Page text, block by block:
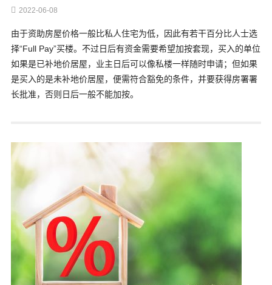
2022-06-08
由于资助房屋价格一般比私人住宅为低，因此有若干百分比人士选
择“Full Pay”买楼。不过日后有资金需要希望加按套现，买入的单位
如果是已补地价居屋，业主日后可以像私楼一样随时申请；但如果
是买入的是未补地价居屋，便需符合豁免的条件，并要获得房署署
长批准，否则日后一般不能加按。